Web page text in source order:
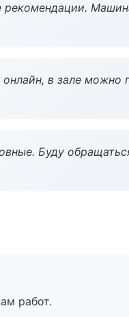
в зале можно
Буду
работ.